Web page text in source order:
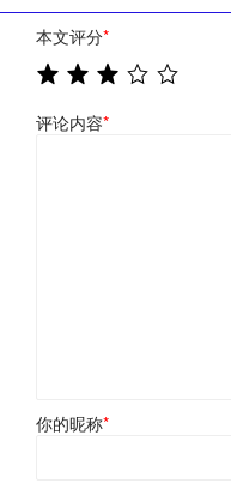
本文评分*
评论内容*
你的昵称*